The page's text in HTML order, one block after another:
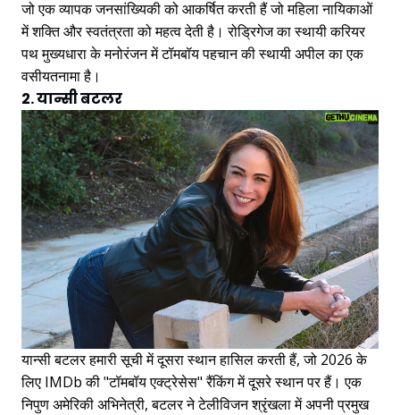
जो एक व्यापक जनसांख्यिकी को आकर्षित करती हैं जो महिला नायिकाओं
में शक्ति और स्वतंत्रता को महत्व देती है। रोड्रिगेज का स्थायी करियर
पथ मुख्यधारा के मनोरंजन में टॉमबॉय पहचान की स्थायी अपील का एक
वसीयतनामा है।
2. यान्सी बटलर
यान्सी बटलर हमारी सूची में दूसरा स्थान हासिल करती हैं, जो 2026 के
लिए IMDb की "टॉमबॉय एक्ट्रेसेस" रैंकिंग में दूसरे स्थान पर हैं। एक
निपुण अमेरिकी अभिनेत्री, बटलर ने टेलीविजन श्रृंखला में अपनी प्रमुख